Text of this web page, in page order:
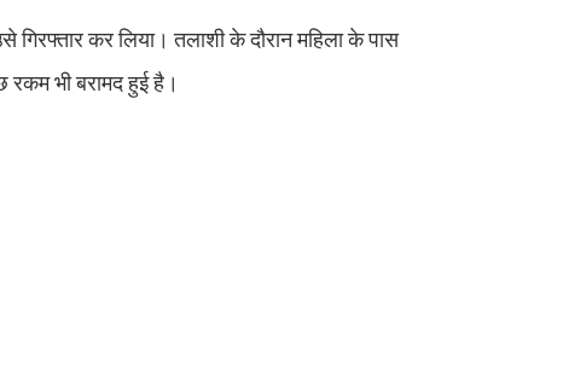
कर लिया। तलाशी के दौरान महिला के पास
भी बरामद हुई है।